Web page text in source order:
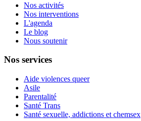
Nos activités
Nos interventions
L'agenda
Le blog
Nous soutenir
Nos services
Aide violences queer
Asile
Parentalité
Santé Trans
Santé sexuelle, addictions et chemsex